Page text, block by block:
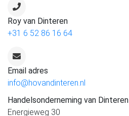
Roy van Dinteren
+31 6 52 86 16 64
Email adres
info@hovandinteren.nl
Handelsonderneming van Dinteren
Energieweg 30